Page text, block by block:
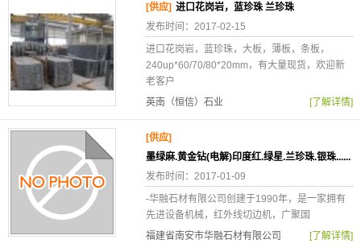
[供应] 进口花岗岩，蓝珍珠 兰珍珠
发布时间：2017-02-15
进口花岗岩，蓝珍珠，大板，薄板，条板，
240up*60/70/80*20mm，有大量现货，欢迎新
老客户
英南（恒信）石业
[了解详情]
[供应]
墨绿麻.黄金钻(电解)印度红.绿星.兰珍珠.银珠......
发布时间：2017-01-09
-华融石材有限公司创建于1990年，是一家拥有
先进设备机械，红外线切边机，广聚国
福建省南安市华融石材有限公司
[了解详情]